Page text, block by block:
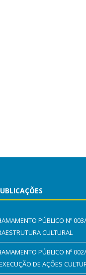
PÚBLICO Nº
CULTURAL
PÚBLICO Nº
DE AÇÕES